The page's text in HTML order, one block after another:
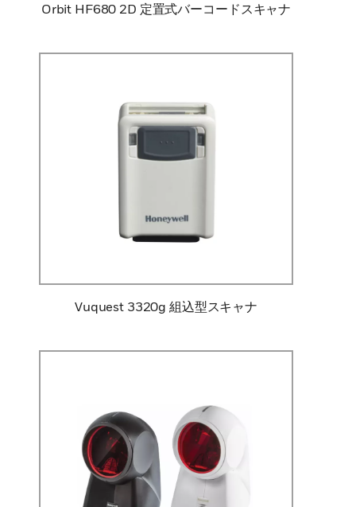
Orbit HF680 2D 定置式バーコードスキャナ
Vuquest 3320g 組込型スキャナ